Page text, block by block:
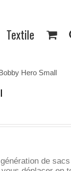
Textile
Hero Small
de